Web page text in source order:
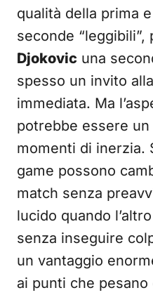
qualità della prima
seconde
Djokovic una
spesso un invito
immediata. Ma
potrebbe essere
momenti di inerzia.
game possono
match senza
lucido quando
senza inseguire
un vantaggio
ai punti che pesano